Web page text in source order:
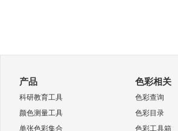
产品
科研教育工具
颜色测量工具
单张色彩集合
色彩相关
色彩查询
色彩目录
色彩工具箱